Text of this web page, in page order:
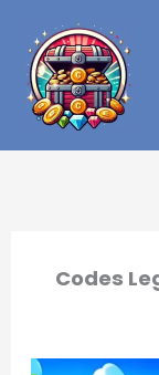
contenu
Codes